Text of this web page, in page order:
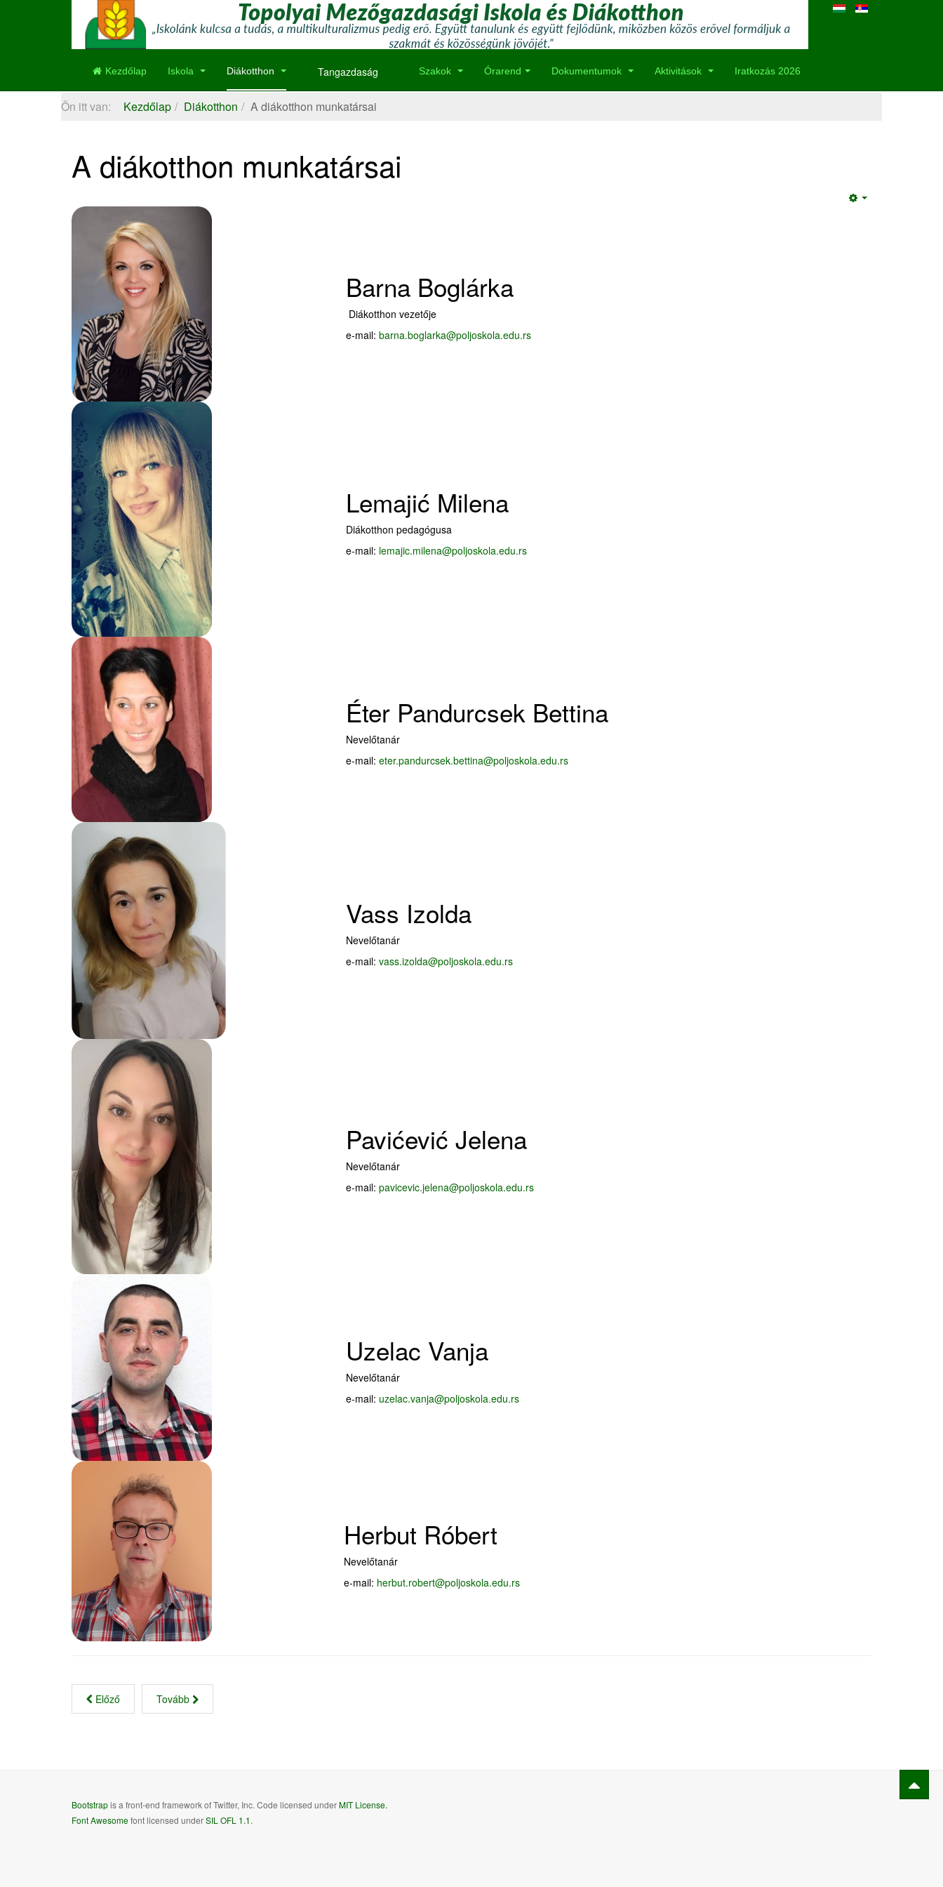
Kezdőlap Iskola Diákotthon Tangazdaság Szakok Órarend Dokumentumok Aktivitások Iratkozás 2026
Ön itt van: Kezdőlap Diákotthon A diákotthon munkatársai
A diákotthon munkatársai
Barna Boglárka
Diákotthon vezetője
e-mail:barna.boglarka@poljoskola.edu.rs
Lemajić Milena
Diákotthon pedagógusa
e-mail: lemajic.milena@poljoskola.edu.rs
Éter Pandurcsek Bettina
Nevelőtanár
e-mail:eter.pandurcsek.bettina@poljoskola.edu.rs
Vass Izolda
Nevelőtanár
e-mail:vass.izolda@poljoskola.edu.rs
Pavićević Jelena
Nevelőtanár
e-mail:pavicevic.jelena@poljoskola.edu.rs
Uzelac Vanja
Nevelőtanár
e-mail: uzelac.vanja@poljoskola.edu.rs
Herbut Róbert
Nevelőtanár
e-mail: herbut.robert@poljoskola.edu.rs
Előző Tovább
Bootstrapis a front-end framework of Twitter, Inc. Code licensed underMIT License.
Font Awesomefont licensed underSIL OFL 1.1.